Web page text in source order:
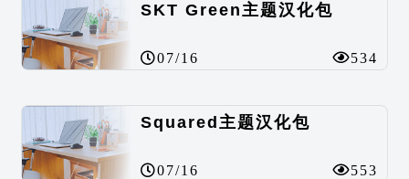
SKT Green主题汉化包
07/16 534
Squared主题汉化包
07/16 553